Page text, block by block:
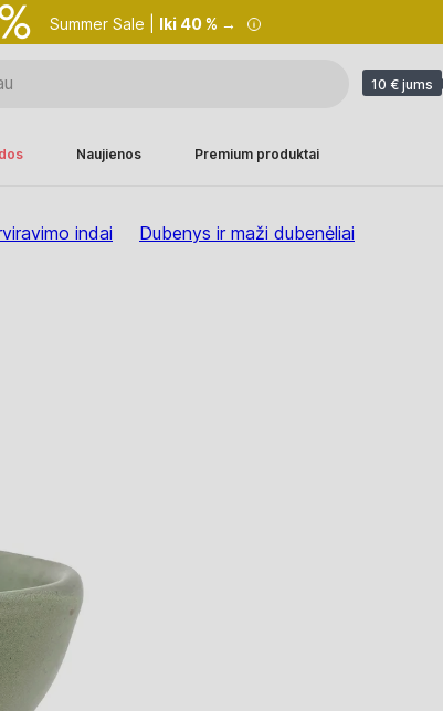
Summer Sale | Iki 40 % →
10 € jums
Naujienos Premium produktai
indai Dubenys ir maži dubenėliai